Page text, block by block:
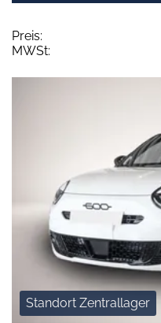
Preis:
MWSt:
Standort Zentrallager